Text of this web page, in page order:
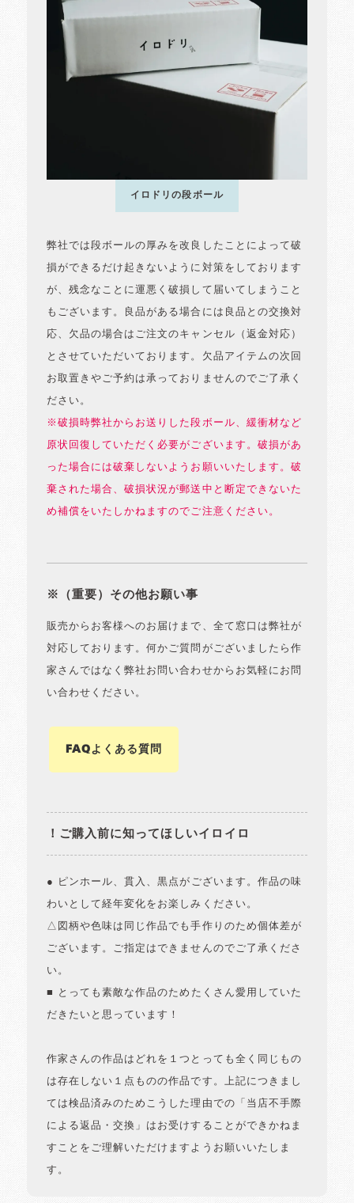
イロドリの段ボール
弊社では段ボールの厚みを改良したことによって破
損ができるだけ起きないように対策をしております
が、残念なことに運悪く破損して届いてしまうこと
もございます。良品がある場合には良品との交換対
応、欠品の場合はご注文のキャンセル（返金対応）
とさせていただいております。欠品アイテムの次回
お取置きやご予約は承っておりませんのでご了承く
ださい。
※破損時弊社からお送りした段ボール、緩衝材など
原状回復していただく必要がございます。破損があ
った場合には破棄しないようお願いいたします。破
棄された場合、破損状況が郵送中と断定できないた
め補償をいたしかねますのでご注意ください。
※（重要）その他お願い事
販売からお客様へのお届けまで、全て窓口は弊社が
対応しております。何かご質問がございましたら作
家さんではなく弊社お問い合わせからお気軽にお問
い合わせください。
FAQよくある質問
！ご購入前に知ってほしいイロイロ
● ピンホール、貫入、黒点がございます。作品の味
わいとして経年変化をお楽しみください。
△図柄や色味は同じ作品でも手作りのため個体差が
ございます。ご指定はできませんのでご了承くださ
い。
■ とっても素敵な作品のためたくさん愛用していた
だきたいと思っています！
作家さんの作品はどれを１つとっても全く同じもの
は存在しない１点ものの作品です。上記につきまし
ては検品済みのためこうした理由での「当店不手際
による返品・交換」はお受けすることができかねま
すことをご理解いただけますようお願いいたしま
す。